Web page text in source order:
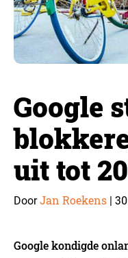
Google
uit tot
DoorJan Roekens |
Google kondigde